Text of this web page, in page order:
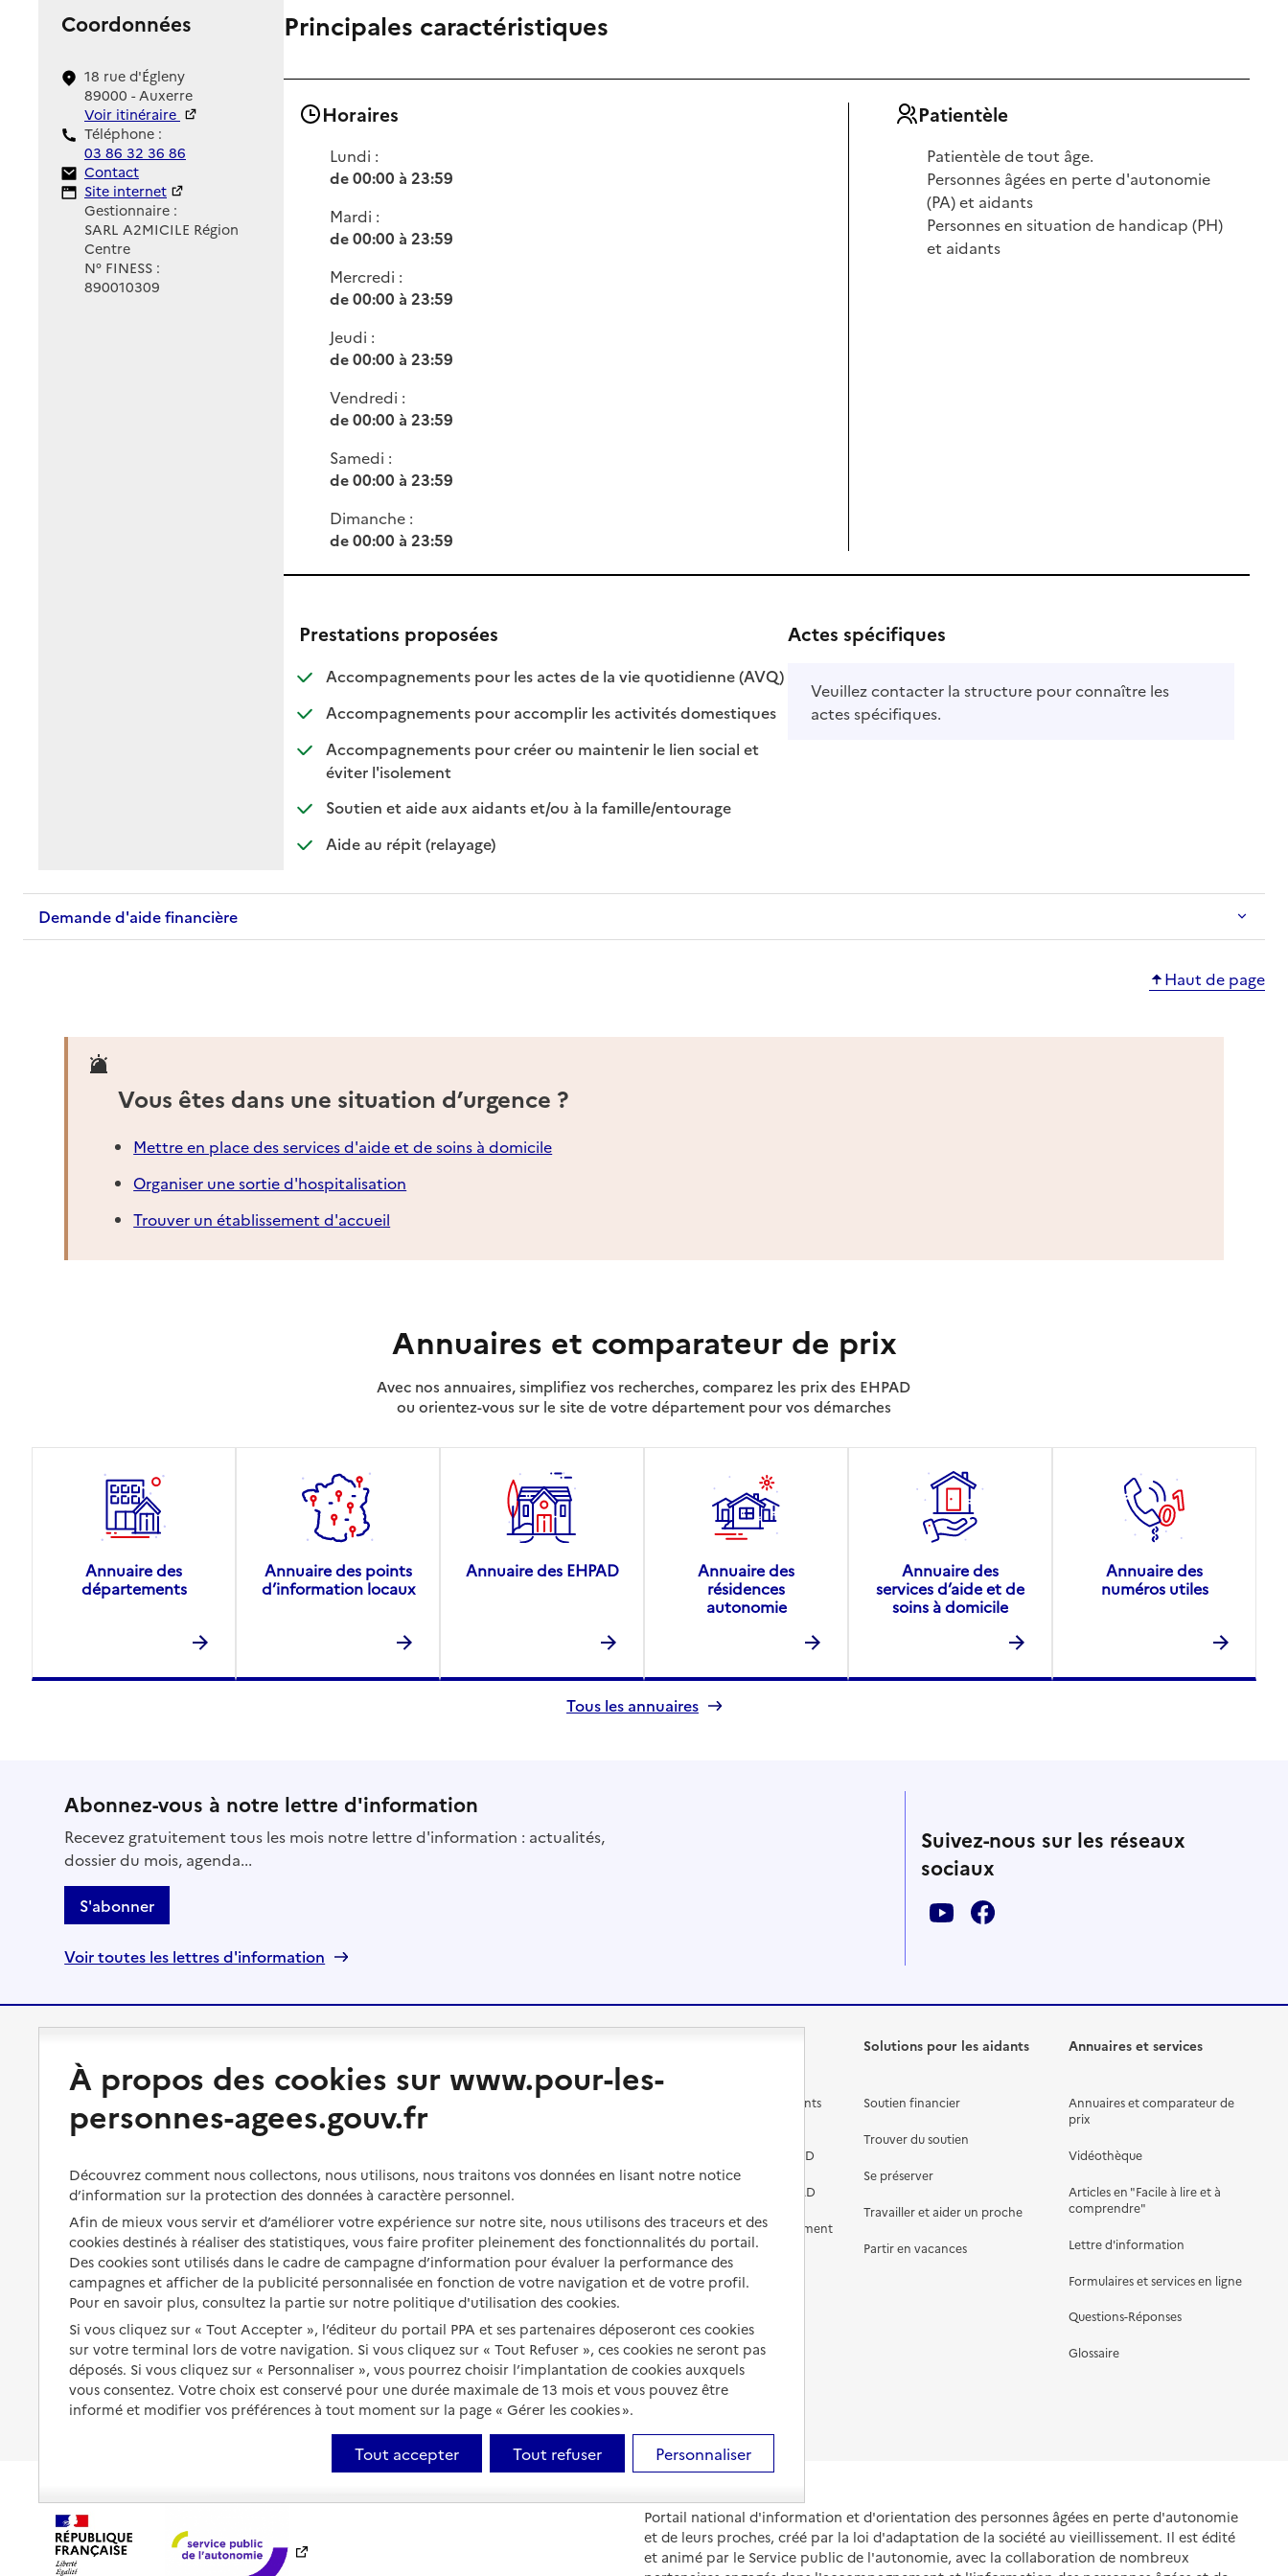
Coordonnées
18 rue d'Égleny
89000 - Auxerre
Voir itinéraire
Téléphone :
03 86 32 36 86
Contact
Contact
Site Internet
Site internet
Gestionnaire :
SARL A2MICILE Région
Centre
N° FINESS :
890010309
Principales caractéristiques
Horaires
Lundi :
de 00:00 à 23:59
Mardi :
de 00:00 à 23:59
Mercredi :
de 00:00 à 23:59
Jeudi :
de 00:00 à 23:59
Vendredi :
de 00:00 à 23:59
Samedi :
de 00:00 à 23:59
Dimanche :
de 00:00 à 23:59
Patientèle
Patientèle de tout âge.
Personnes âgées en perte d'autonomie
(PA) et aidants
Personnes en situation de handicap (PH)
et aidants
Prestations proposées
Accompagnements pour les actes de la vie quotidienne (AVQ): disponible
: non disponible
Accompagnements pour accomplir les activités domestiques: disponible
: non disponible
Accompagnements pour créer ou maintenir le lien social et
éviter l'isolement: disponible
: non disponible
Soutien et aide aux aidants et/ou à la famille/entourage: disponible
: non disponible
Aide au répit (relayage): disponible
: non disponible
Actes spécifiques
Veuillez contacter la structure pour connaître les
actes spécifiques.
Demande d'aide financière
Haut de page
Vous êtes dans une situation d’urgence ?
Mettre en place des services d'aide et de soins à domicile
Organiser une sortie d'hospitalisation
Trouver un établissement d'accueil
Annuaires et comparateur de prix
Avec nos annuaires, simplifiez vos recherches, comparez les prix des EHPAD
ou orientez-vous sur le site de votre département pour vos démarches
Annuaire des
départements
Annuaire des points
d’information locaux
Annuaire des EHPAD
Annuaire des
résidences
autonomie
Annuaire des
services d’aide et de
soins à domicile
Annuaire des
numéros utiles
Tous les annuaires
Abonnez-vous à notre lettre d'information
Recevez gratuitement tous les mois notre lettre d'information : actualités,
dossier du mois, agenda...
S'abonner
Voir toutes les lettres d'information
Suivez-nous sur les réseaux
sociaux
Perte d'autonomie : évaluation
et droits
s'équiper
Préserver son autonomie et sa
santé
Organiser à l'avance sa propre
protection
Les mesures de protection
Les obligations de la famille
À qui s’adresser ?
Bénéficier de soins à domicile
Aides financières
Partager son logement
Vivre à domicile avec une
maladie ou un handicap
Être hospitalisé
Fin de vie à domicile
Les questions à se poser
Vivre chez un proche
Vivre en accueil familial
Autres solutions de logement
Les différents établissements
Préparer l'entrée en EHPAD
Aides financières en EHPAD
Prévention, accompagnement
et soins
Comprendre les prix en
Droits en EHPAD
Fin de vie en EHPAD
Solutions pour les aidants
Soutien financier
Trouver du soutien
Se préserver
Travailler et aider un proche
Partir en vacances
Annuaires et services
Annuaires et comparateur de
prix
Vidéothèque
Articles en "Facile à lire et à
comprendre"
Lettre d'information
Formulaires et services en ligne
Questions-Réponses
Glossaire
Portail national d'information et d'orientation des personnes âgées en perte d'autonomie
et de leurs proches, créé par la loi d'adaptation de la société au vieillissement. Il est édité
et animé par le Service public de l'autonomie, avec la collaboration de nombreux
À propos des cookies sur www.pour-les-
personnes-agees.gouv.fr
Découvrez comment nous collectons, nous utilisons, nous traitons vos données en lisant notre notice
d’information sur la protection des données à caractère personnel.
Afin de mieux vous servir et d’améliorer votre expérience sur notre site, nous utilisons des traceurs et des
cookies destinés à réaliser des statistiques, vous faire profiter pleinement des fonctionnalités du portail.
Des cookies sont utilisés dans le cadre de campagne d’information pour évaluer la performance des
campagnes et afficher de la publicité personnalisée en fonction de votre navigation et de votre profil.
Pour en savoir plus, consultez la partie sur notre politique d'utilisation des cookies.
Si vous cliquez sur « Tout Accepter », l’éditeur du portail PPA et ses partenaires déposeront ces cookies
sur votre terminal lors de votre navigation. Si vous cliquez sur « Tout Refuser », ces cookies ne seront pas
déposés. Si vous cliquez sur « Personnaliser », vous pourrez choisir l’implantation de cookies auxquels
vous consentez. Votre choix est conservé pour une durée maximale de 13 mois et vous pouvez être
informé et modifier vos préférences à tout moment sur la page « Gérer les cookies ».
Tout accepter Tout refuser Personnaliser